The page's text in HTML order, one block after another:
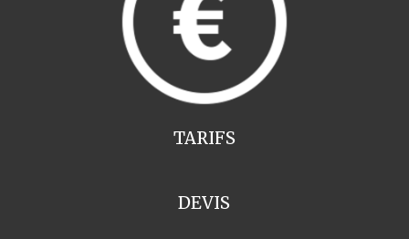
TARIFS
DEVIS